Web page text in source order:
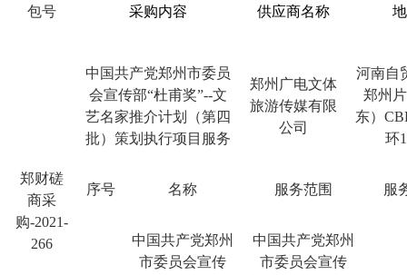
包号 采购内容 供应商名称
郑财磋
商采
购-2021-
266
中国共产党郑州市委员
会宣传部“杜甫奖”--文
艺名家推介计划（第四
批）策划执行项目服务
郑州广电文体
旅游传媒有限
公司
河南自
郑州
东）
环
序号 名称 服务范围 服
中国共产党郑州
市委员会宣传
中国共产党郑州
市委员会宣传